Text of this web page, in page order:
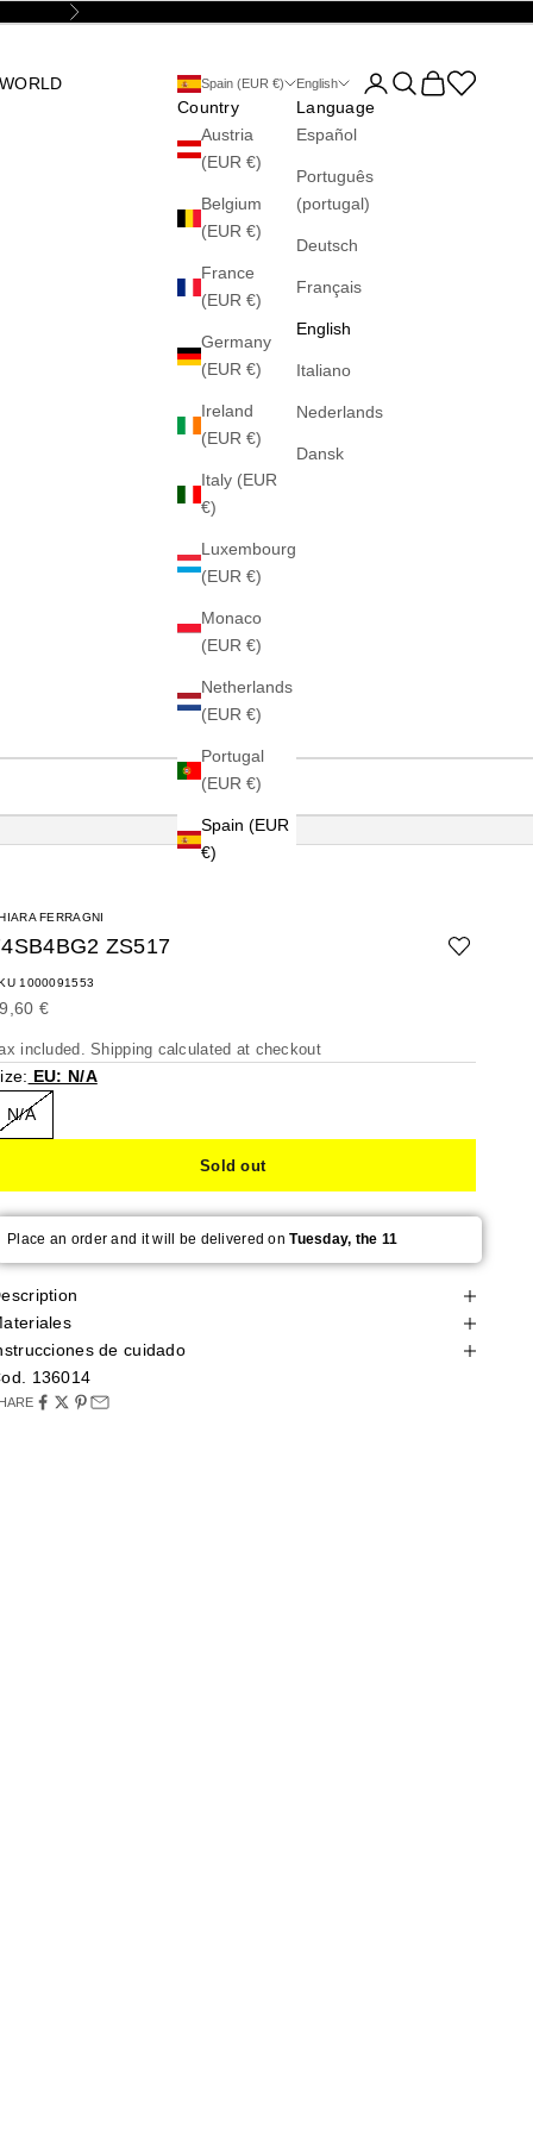
Next
Spain (EUR €)
Country
Austria
(EUR €)
Belgium
(EUR €)
France
(EUR €)
Germany
(EUR €)
Ireland
(EUR €)
Italy (EUR
€)
Luxembourg
(EUR €)
Monaco
(EUR €)
Netherlands
(EUR €)
Portugal
(EUR €)
Spain (EUR
€)
English
Language
Español
Português
(portugal)
Deutsch
Français
English
Italiano
Nederlands
Dansk
Open account page
Open search
Open cart
Abrir la
FERRAGNI
ZS517
1000091553
price
€
included.Shipping calculated at checkout
EU: N/A
N/A
Sold out
Place an order and it will be delivered onTuesday, the 11
de cuidado
136014